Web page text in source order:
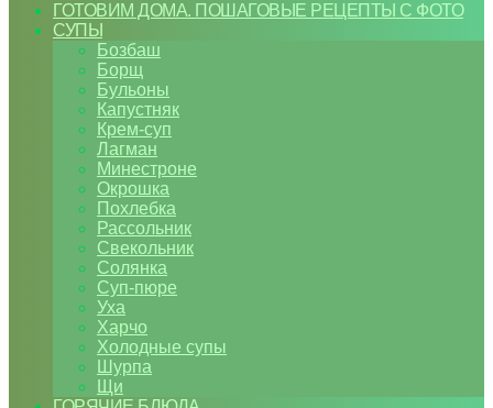
ГОТОВИМ ДОМА. ПОШАГОВЫЕ РЕЦЕПТЫ С ФОТО
СУПЫ
Бозбаш
Борщ
Бульоны
Капустняк
Крем-суп
Лагман
Минестроне
Окрошка
Похлебка
Рассольник
Свекольник
Солянка
Суп-пюре
Уха
Харчо
Холодные супы
Шурпа
Щи